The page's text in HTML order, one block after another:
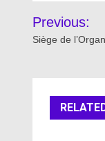
Post
Previous:
Siège de